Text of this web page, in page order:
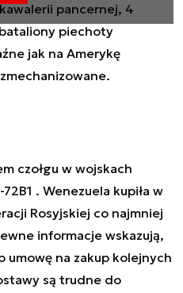
pancernej, 4
piechoty
jak na Amerykę
czołgu w wojskach
. Wenezuela kupiła w
Rosyjskiej co najmniej
informacje wskazują,
umowę na zakup kolejnych
są trudne do